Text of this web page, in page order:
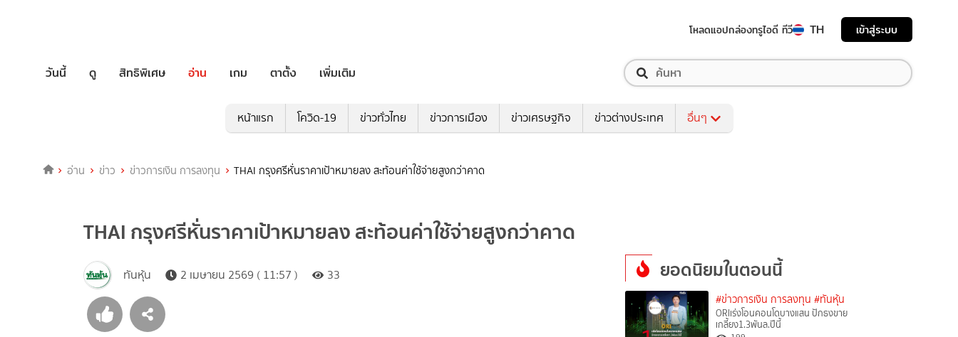
โหลดแอปกล่องทรูไอดี ทีวี TH เข้าสู่ระบบ
วันนี้ ดู สิทธิพิเศษ อ่าน เกม ตาตั้ง เพิ่มเติม
หน้าแรก โควิด-19 ข่าวทั่วไทย ข่าวการเมือง ข่าวเศรษฐกิจ ข่าวต่างประเทศ อื่นๆ
อ่าน ข่าว ข่าวการเงิน การลงทุน THAI กรุงศรีหั่นราคาเป้าหมายลง สะท้อนค่าใช้จ่ายสูงกว่าคาด
THAI กรุงศรีหั่นราคาเป้าหมายลง สะท้อนค่าใช้จ่ายสูงกว่าคาด
ทันหุ้น 2 เมษายน 2569 ( 11:57 ) 33 ยอดนิยมในตอนนี้
#ข่าวการเงิน การลงทุน #ทันหุ้น
ORIเร่งโอนคอนโดบางแสน ปักธงขาย
เกลี้ยง1.3พันล.ปีนี้